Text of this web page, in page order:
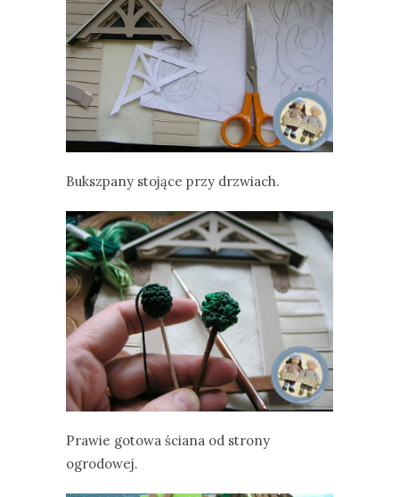
Bukszpany stojące przy drzwiach.
Prawie gotowa ściana od strony
ogrodowej.